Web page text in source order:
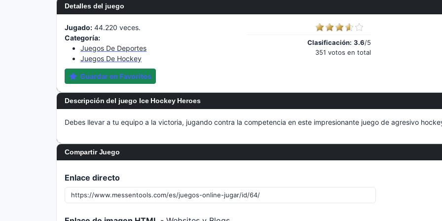
Detalles del juego
Jugado: 44.220 veces.
Categoría:
Juegos De Deportes
Juegos De Hockey
Guardar en Favoritos
Clasificación: 3.6/5
351 votos en total
Descripción del juego Ice Hockey Heroes
Debes llevar a tu equipo a la victoria, jugando contra la competencia en este impresionante juego de agresivo
Compartir Juego
Enlace directo